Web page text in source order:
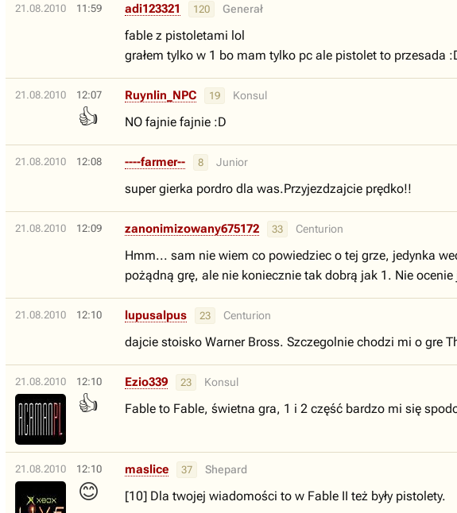
21.08.2010 11:59 adi123321 120 Generał
fable z pistoletami lol
grałem tylko w 1 bo mam tylko pc ale pistolet to przesada
21.08.2010 12:07
👍
Ruynlin_NPC 19 Konsul
NO fajnie fajnie :D
21.08.2010 12:08 ----farmer-- 8 Junior
super gierka pordro dla was.Przyjezdzajcie prędko!!
21.08.2010 12:09 zanonimizowany675172 33 Centurion
Hmm... sam nie wiem co powiedziec o tej grze, jedynka
pożądną grę, ale nie koniecznie tak dobrą jak 1. Nie
21.08.2010 12:10 lupusalpus 23 Centurion
dajcie stoisko Warner Bross. Szczegolnie chodzi mi o gre
21.08.2010 12:10
👍
Ezio339 23 Konsul
Fable to Fable, świetna gra, 1 i 2 część bardzo mi się
21.08.2010 12:10
😊
maslice 37 Shepard
[10] Dla twojej wiadomości to w Fable II też były pistolety.